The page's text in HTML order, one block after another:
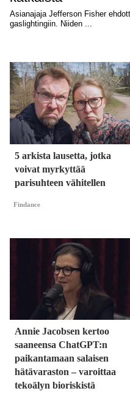
5 arkista lausetta, jotka
voivat myrkyttää
parisuhteen vähitellen
Findance
Annie Jacobsen kertoo
saaneensa ChatGPT:n
paikantamaan salaisen
hätävaraston – varoittaa
tekoälyn bioriskistä